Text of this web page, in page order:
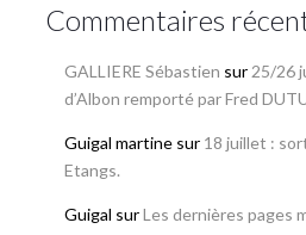
Commentaires
GALLIERE Sébastien sur 25/26
d’Albon remporté par Fred
Guigal martinesur 18 juillet :
Etangs.
Guigal surLes dernières pages